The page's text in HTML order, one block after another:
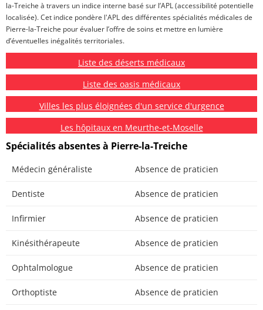
la-Treiche à travers un indice interne basé sur l’APL (accessibilité potentielle
localisée). Cet indice pondère l'APL des différentes spécialités médicales de
Pierre-la-Treiche pour évaluer l’offre de soins et mettre en lumière
d’éventuelles inégalités territoriales.
Liste des déserts médicaux
Liste des oasis médicaux
Villes les plus éloignées d'un service d'urgence
Les hôpitaux en Meurthe-et-Moselle
Spécialités absentes à Pierre-la-Treiche
Médecin généraliste Absence de praticien
Dentiste Absence de praticien
Infirmier Absence de praticien
Kinésithérapeute Absence de praticien
Ophtalmologue Absence de praticien
Orthoptiste Absence de praticien